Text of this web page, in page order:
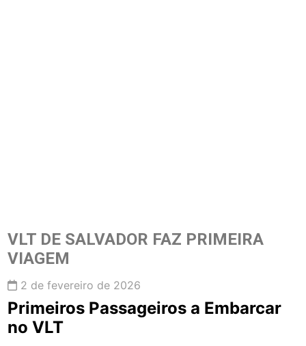
VLT DE SALVADOR FAZ PRIMEIRA
VIAGEM
2 de fevereiro de 2026
Primeiros Passageiros a Embarcar
no VLT